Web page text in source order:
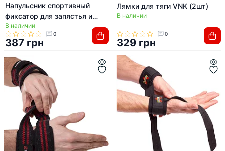
Напульсник спортивный
фиксатор для запястья и
кисти с лямкой для тяги
ZELART TA-2649 2шт
В наличии
0
387 грн
Лямки для тяги VNK (2шт)
В наличии
0
329 грн